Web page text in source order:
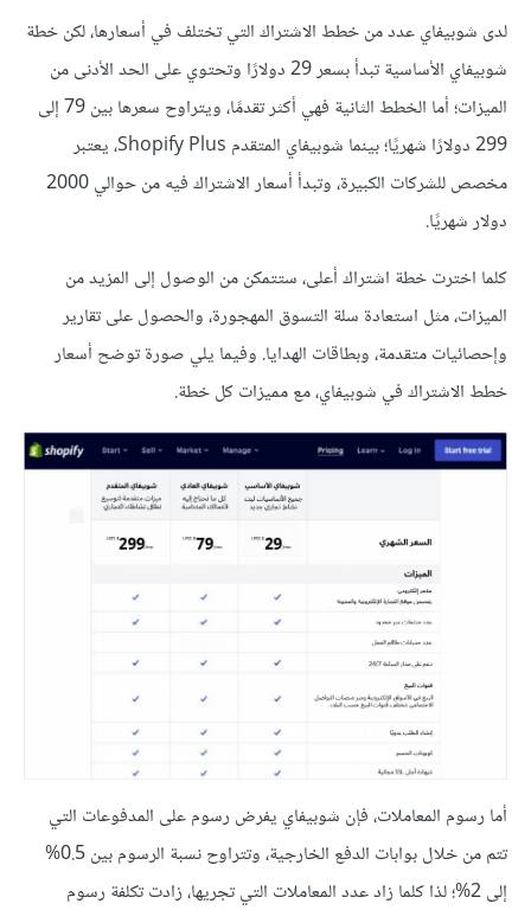
لدى شوبيفاي عدد من خطط الاشتراك التي تختلف في أسعارها، لكن خطة
شوبيفاي الأساسية تبدأ بسعر 29 دولارًا وتحتوي على الحد الأدنى من
الميزات؛ أما الخطط الثانية فهي أكثر تقدمًا، ويتراوح سعرها بين 79 إلى
299 دولارًا شهريًا؛ بينما شوبيفاي المتقدم Shopify Plus، يعتبر
مخصص للشركات الكبيرة، وتبدأ أسعار الاشتراك فيه من حوالي 2000
دولار شهريًا.
كلما اخترت خطة اشتراك أعلى، ستتمكن من الوصول إلى المزيد من
الميزات، مثل استعادة سلة التسوق المهجورة، والحصول على تقارير
وإحصائيات متقدمة، وبطاقات الهدايا. وفيما يلي صورة توضح أسعار
خطط الاشتراك في شوبيفاي، مع مميزات كل خطة.
أما رسوم المعاملات، فإن شوبيفاي يفرض رسوم على المدفوعات التي
تتم من خلال بوابات الدفع الخارجية، وتتراوح نسبة الرسوم بين 0.5%
إلى 2%؛ لذا كلما زاد عدد المعاملات التي تجريها، زادت تكلفة رسوم